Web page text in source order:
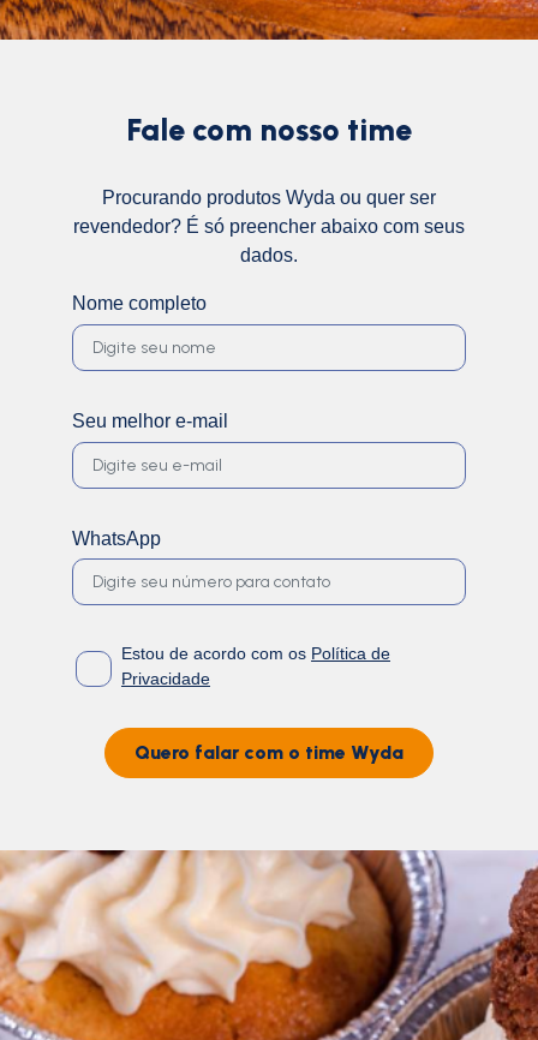
Fale com nosso time
Procurando produtos Wyda ou quer ser
revendedor? É só preencher abaixo com seus
dados.
Nome completo
Seu melhor e-mail
WhatsApp
Estou de acordo com os Política de
Privacidade
Quero falar com o time Wyda